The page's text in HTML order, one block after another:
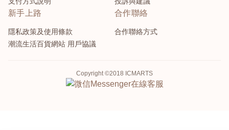
新手上路
隱私政策及使用條款
潮流生活百貨網站 用戶協議
合作聯絡
合作聯絡方式
Copyright ©2018 ICMARTS
Messenger在線客服